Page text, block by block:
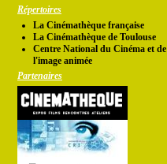
Répertoires
La Cinémathèque française
La Cinémathèque de Toulouse
Centre National du Cinéma et de
l'image animée
Partenaires